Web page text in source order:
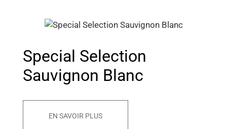
Special Selection
Sauvignon Blanc
EN SAVOIR PLUS